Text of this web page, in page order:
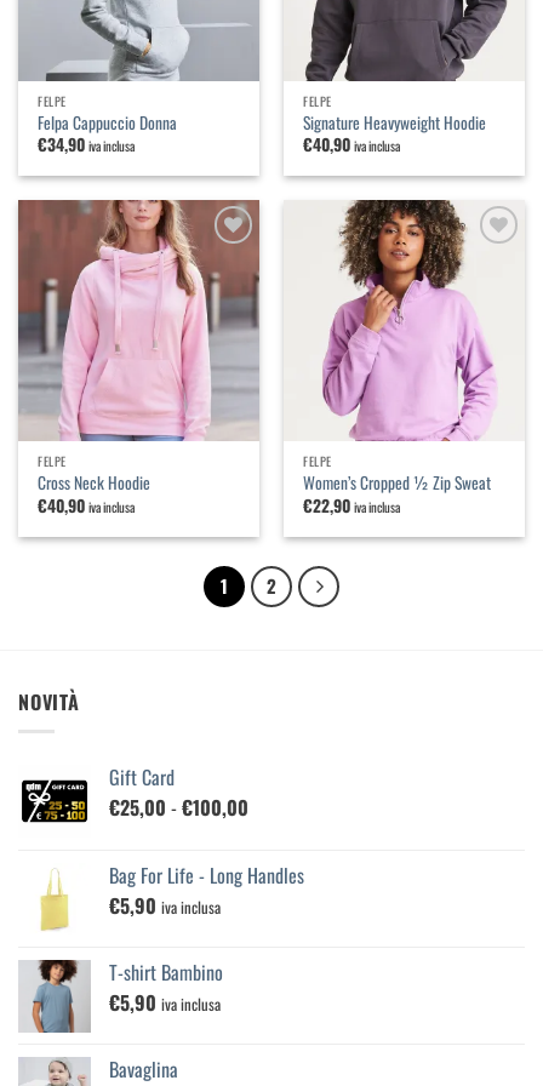
FELPE
Felpa Cappuccio Donna
€34,90iva inclusa
FELPE
Signature Heavyweight Hoodie
€40,90iva inclusa
alla
lista dei
desideri
FELPE
Cross Neck Hoodie
€40,90iva inclusa
desideri
FELPE
Women’s Cropped ½ Zip Sweat
€22,90iva inclusa
1 2
NOVITÀ
Gift Card
€25,00 -€100,00
da
Bag For Life - Long Handles
€5,90 iva inclusa
T-shirt Bambino
€5,90 iva inclusa
Bavaglina